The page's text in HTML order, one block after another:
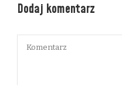
Dodaj komentarz